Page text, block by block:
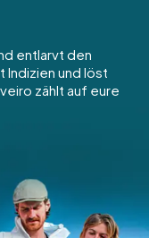
IE
entlarvt den
Indizien und löst
zählt auf eure